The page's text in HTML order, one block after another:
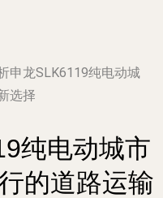
申龙SLK6119纯电动城
选择
纯电动城市
的道路运输